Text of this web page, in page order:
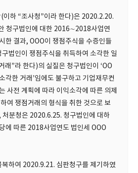
이하 “조사청”이라 한다)은 2020.2.20.
청구법인에 대한 2016∼2018사업연
한 결과, OOO이 쟁점주식을 수증인들
법인이 쟁점주식을 취득하여 소각한 일
래”라 한다)의 실질은 청구법인이 ‘OO
각한 거래’임에도 불구하고 기업재무컨
사전 계획에 따라 이익소각에 따른 의제
여 쟁점거래의 형식을 취한 것으로 보
처분청은 2020.6.25. 청구법인에 대하
에 따른 2018사업연도 법인세 OOO
복하여 2020.9.21. 심판청구를 제기하였